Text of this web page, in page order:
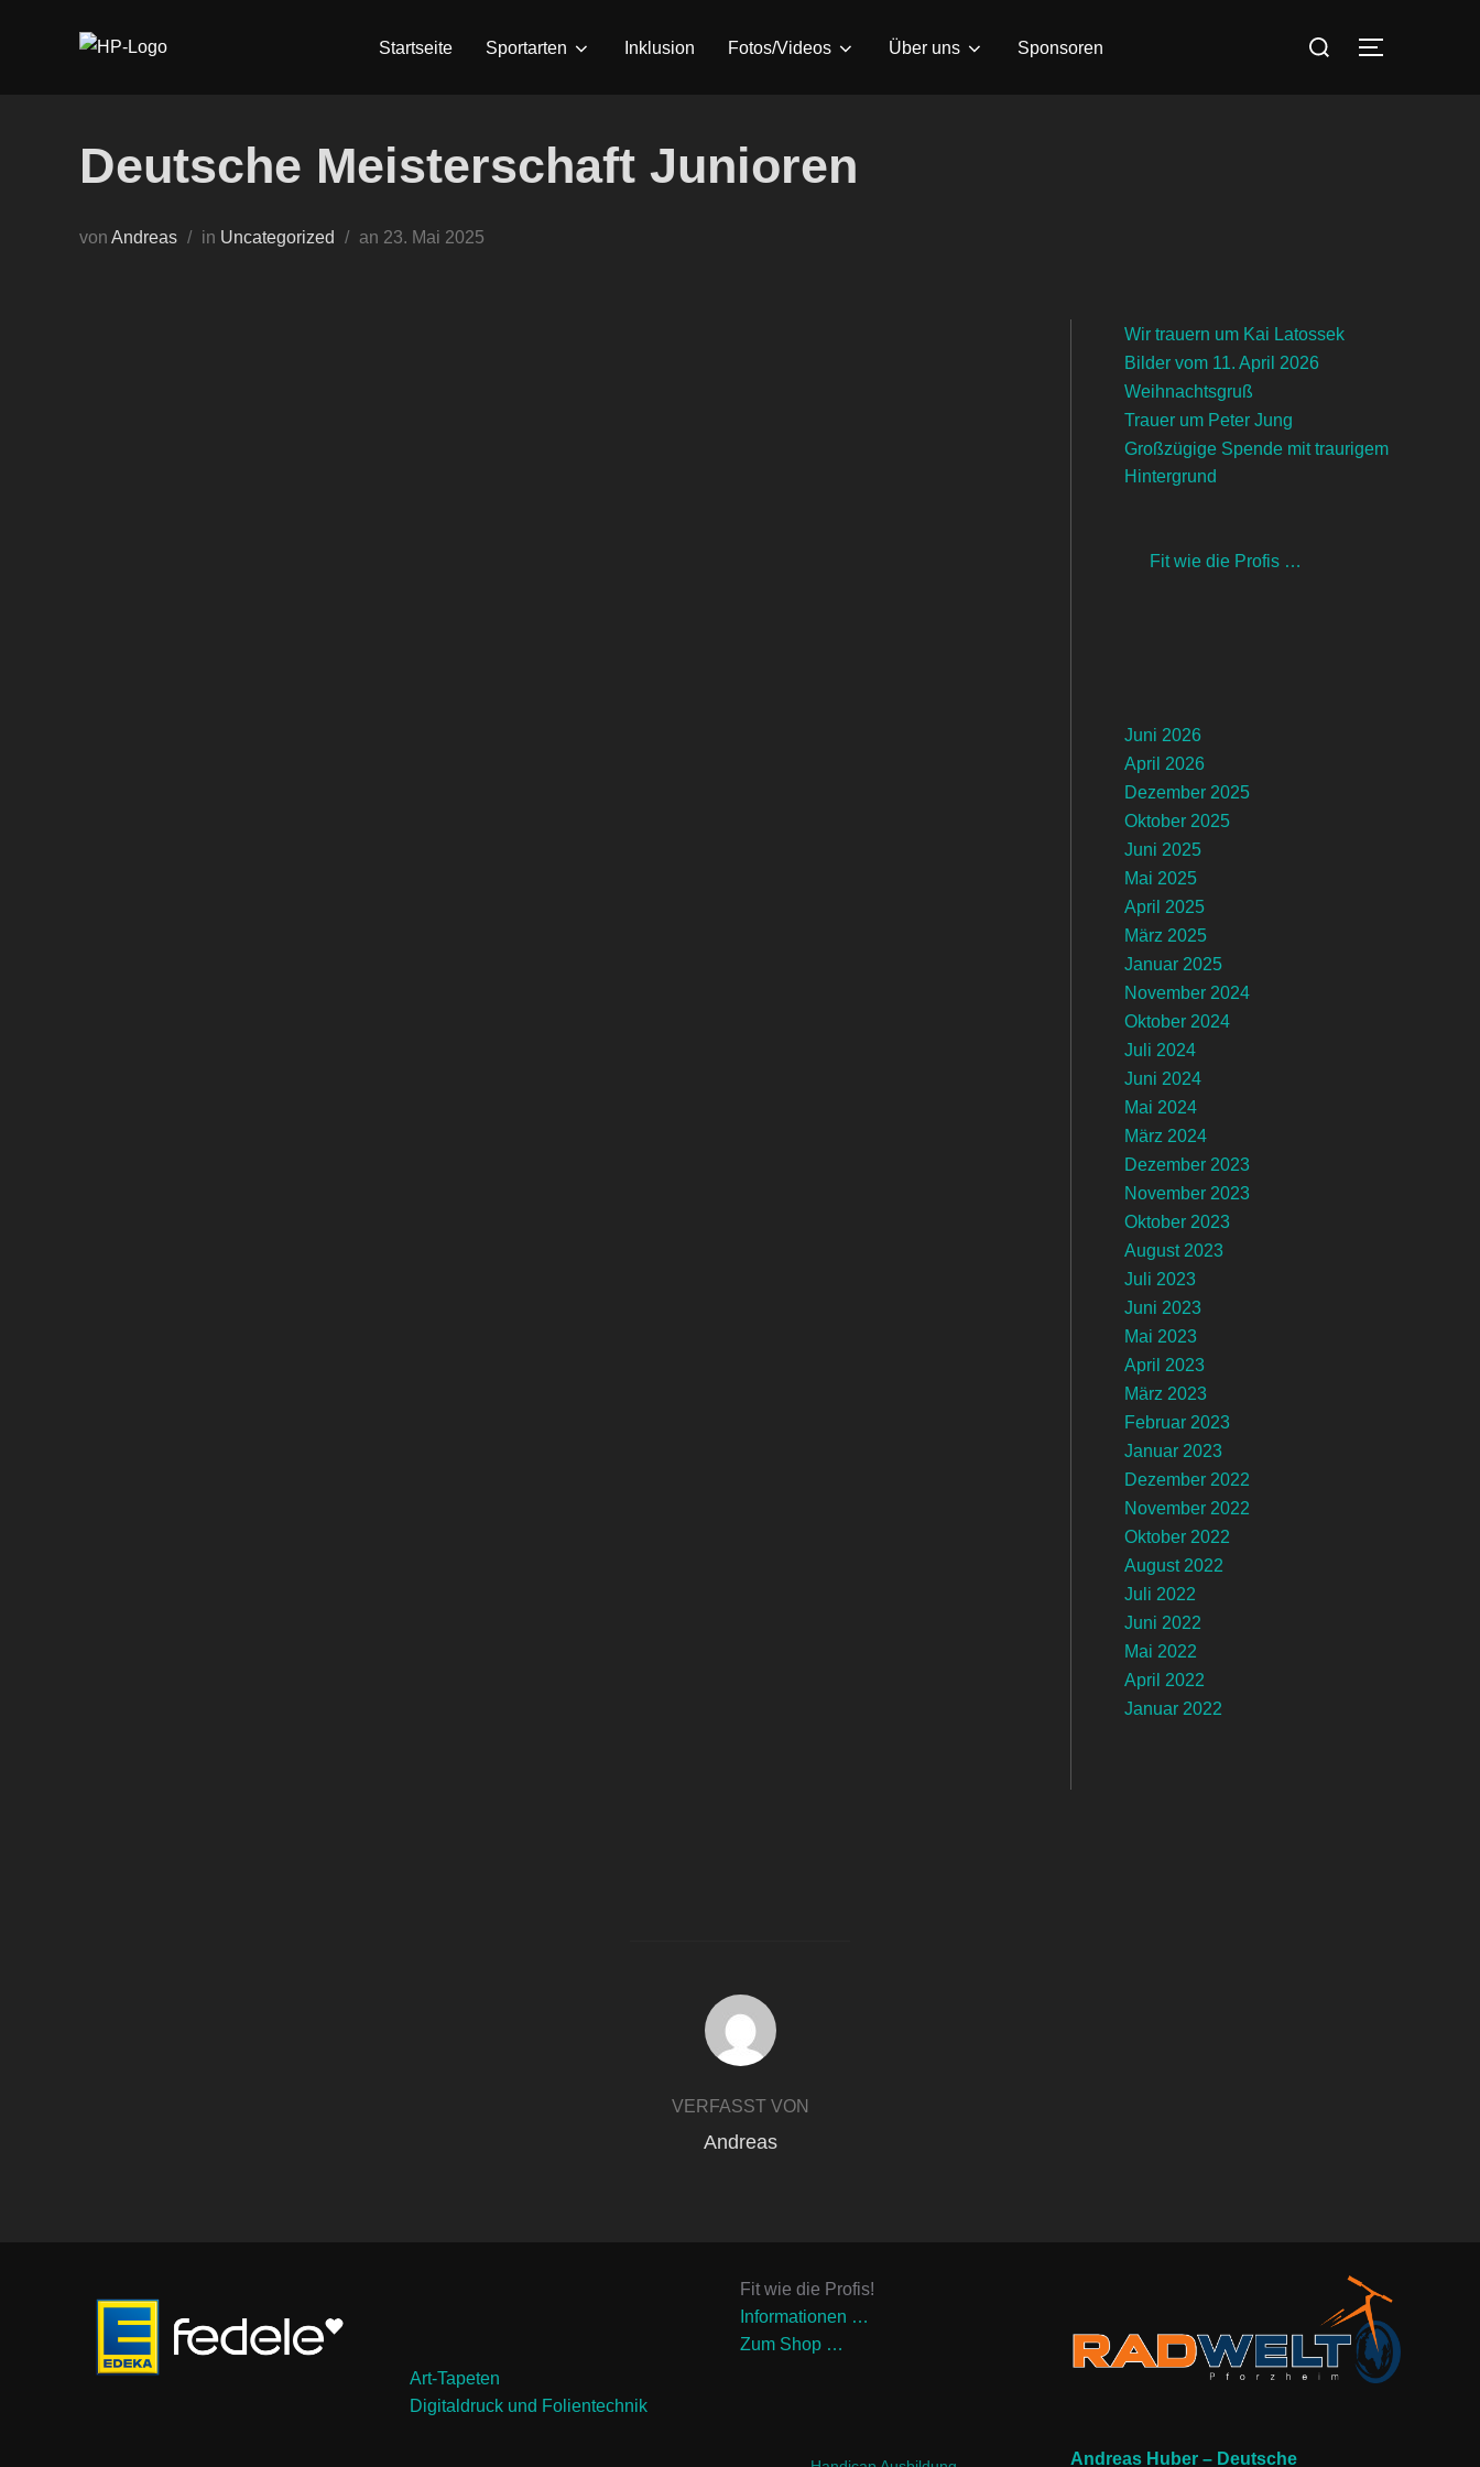
Startseite Sportarten Inklusion Fotos/Videos Über uns Sponsoren
Suchen
Deutsche Meisterschaft Junioren
von Andreas in Uncategorized an Veröffentlicht
23. Mai 2025
Wir trauern um Kai Latossek
Bilder vom 11. April 2026
Weihnachtsgruß
Trauer um Peter Jung
Großzügige Spende mit traurigem
Hintergrund
Fit wie die Profis …
Juni 2026
April 2026
Dezember 2025
Oktober 2025
Juni 2025
Mai 2025
April 2025
März 2025
Januar 2025
November 2024
Oktober 2024
Juli 2024
Juni 2024
Mai 2024
März 2024
Dezember 2023
November 2023
Oktober 2023
August 2023
Juli 2023
Juni 2023
Mai 2023
April 2023
März 2023
Februar 2023
Januar 2023
Dezember 2022
November 2022
Oktober 2022
August 2022
Juli 2022
Juni 2022
Mai 2022
April 2022
Januar 2022
BEITRAGSAUTOR
VERFASST VON
Andreas
Art-Tapeten
Digitaldruck und Folientechnik
Fit wie die Profis!
Informationen …
Zum Shop …
Andreas Huber – Deutsche